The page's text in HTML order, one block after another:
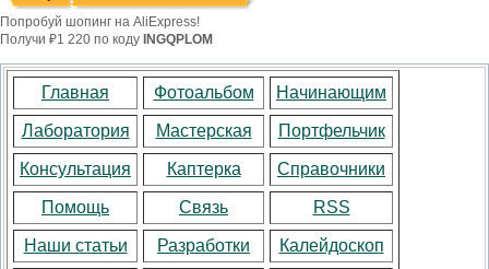
Попробуй шопинг на AliExpress!
Получи ₽1 220 по коду INGQPLOM
Главная Фотоальбом Начинающим
Лаборатория Мастерская Портфельчик
Консультация Каптерка Справочники
Помощь Связь RSS
Наши статьи Разработки Калейдоскоп